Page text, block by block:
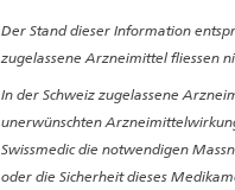
Der Stand dieser Information
zugelassene Arzneimittel fliessen
In der Schweiz zugelassene
unerwünschten
Swissmedic die notwendigen
oder die Sicherheit dieses